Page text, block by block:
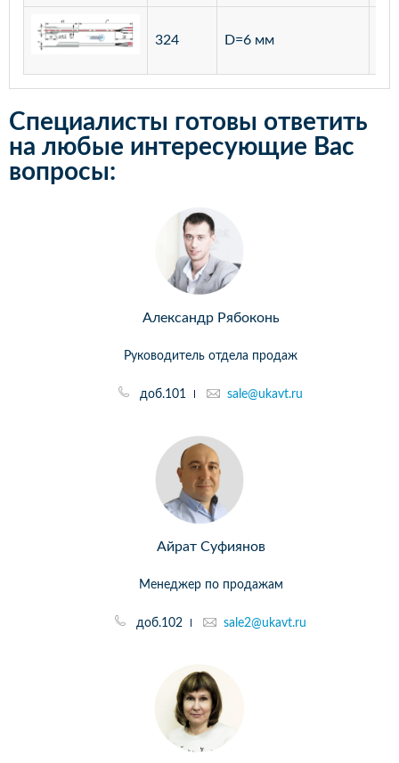
324 D=6 мм
Специалисты готовы ответить
на любые интересующие Вас
вопросы:
Александр Рябоконь
Руководитель отдела продаж
доб.101 sale@ukavt.ru
Айрат Суфиянов
Менеджер по продажам
доб.102 sale2@ukavt.ru